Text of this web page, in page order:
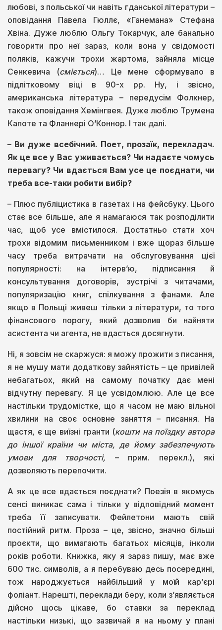
любові, з польської чи навіть гданської літератури –
оповідання Павела Гюллє, «Ганемана» Стефана
Хвіна. Дуже люблю Ольгу Токарчук, але банально
говорити про неї зараз, коли вона у свідомості
поляків, кажучи трохи жартома, зайняла місце
Сенкевича (сміється)… Це мене сформувало в
підлітковому віці в 90-х рр. Ну, і звісно,
американська література – передусім Фолкнер,
також оповідання Хемінгвея. Дуже люблю Трумена
Капоте та Фланнері О’Коннор. І так далі.
– Ви дуже всебічний. Поет, прозаїк, перекладач.
Як це все у Вас уживається? Чи надаєте чомусь
перевагу? Чи вдається Вам усе це поєднати, чи
треба все-таки робити вибір?
– Плюс публіцистика в газетах і на фейсбуку. Цього
стає все більше, але я намагаюся так розподілити
час, щоб усе вмістилося. Достатньо стати хоч
трохи відомим письменником і вже щораз більше
часу треба витрачати на обслуговування цієї
популярності: на інтерв’ю, підписання й
консультування договорів, зустрічі з читачами,
популяризацію книг, спілкування з фанами. Але
якщо в Польщі живеш тільки з літератури, то того
фінансового порогу, який дозволив би найняти
асистента чи агента, не вдасться досягнути.
Ні, я зовсім не скаржуся: я можу прожити з писання,
я не мушу мати додаткову зайнятість – це привілей
небагатьох, який на самому початку дає мені
відчутну перевагу. Я це усвідомлюю. Але це все
настільки трудомістке, що я часом не маю вільної
хвилини на своє основне заняття – писання. На
щастя, є ще виїзні гранти (кошти на поїздку автора
до іншої країни чи міста, де йому забезпечують
умови для творчості, – прим. перекл.), які
дозволяють перепочити.
А як це все вдається поєднати? Поезія в якомусь
сенсі виникає сама і тільки у відповідний момент
треба її записувати. Фейлетони мають свій
постійний ритм. Проза – це, звісно, значно більші
проєкти, що вимагають багатьох місяців, інколи
років роботи. Книжка, яку я зараз пишу, має вже
600 тис. символів, а я перебуваю десь посередині,
тож народжується найбільший у моїй кар’єрі
фоліант. Нарешті, переклади беру, коли з’являється
дійсно щось цікаве, бо ставки за переклад
настільки низькі, що зазвичай я на ньому у плані